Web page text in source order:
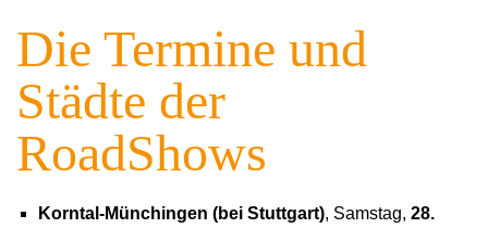
Die Termine und
Städte der
RoadShows
Korntal-Münchingen (bei Stuttgart), Samstag, 28.